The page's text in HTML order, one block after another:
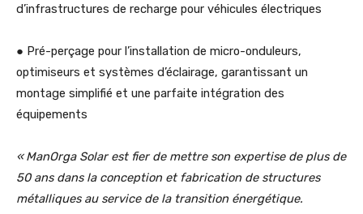
d’infrastructures de recharge pour véhicules électriques
● Pré-perçage pour l’installation de micro-onduleurs,
optimiseurs et systèmes d’éclairage, garantissant un
montage simplifié et une parfaite intégration des
équipements
« ManOrga Solar est fier de mettre son expertise de plus de
50 ans dans la conception et fabrication de structures
métalliques au service de la transition énergétique.